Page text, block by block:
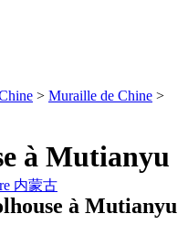
内蒙古
> Muraille de Chine >
à Mutianyu
à Mutianyu